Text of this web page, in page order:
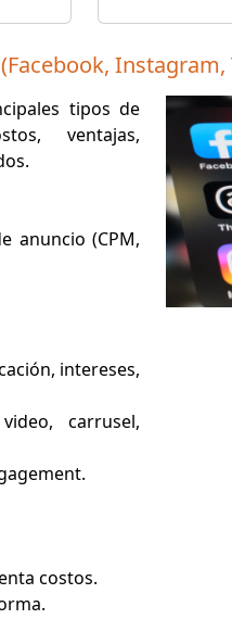
tipos de
ventajas,
anuncio (CPM,
intereses,
carrusel,
costos.